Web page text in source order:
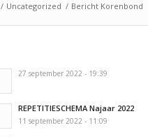
/ Uncategorized / Bericht Korenbond
27 september 2022 - 19:39
REPETITIESCHEMA Najaar 2022
11 september 2022 - 11:09